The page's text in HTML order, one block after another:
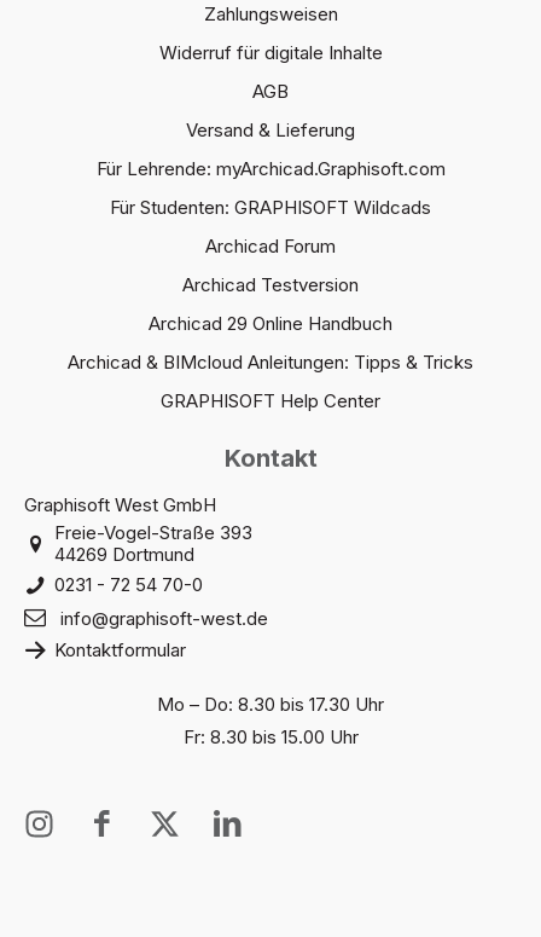
Zahlungsweisen
Widerruf für digitale Inhalte
AGB
Versand & Lieferung
Für Lehrende: myArchicad.Graphisoft.com
Für Studenten: GRAPHISOFT Wildcads
Archicad Forum
Archicad Testversion
Archicad 29 Online Handbuch
Archicad & BIMcloud Anleitungen: Tipps & Tricks
GRAPHISOFT Help Center
Kontakt
Graphisoft West GmbH
Freie-Vogel-Straße 393
44269 Dortmund
0231 - 72 54 70-0
info@graphisoft-west.de
Kontaktformular
Mo – Do: 8.30 bis 17.30 Uhr
Fr: 8.30 bis 15.00 Uhr
I
I
X
I